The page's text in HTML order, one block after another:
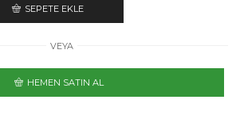
SEPETE EKLE
VEYA
HEMEN SATIN AL